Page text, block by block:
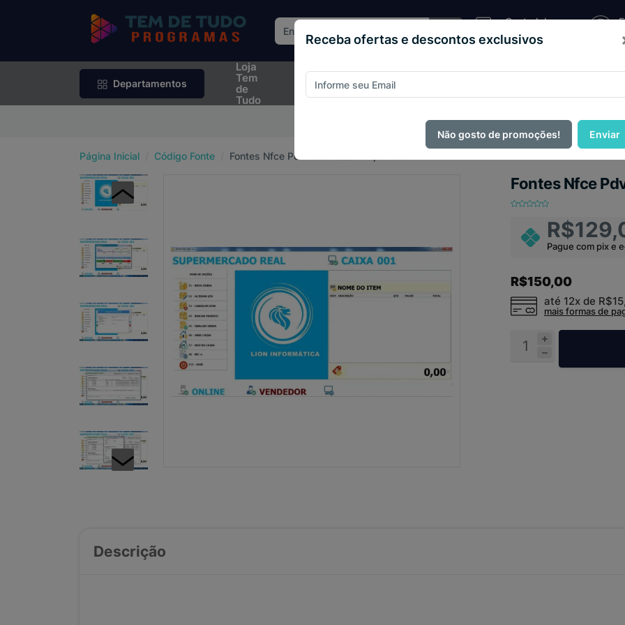
Central de
Atendimento
Departamentos
Loja
Tem
de
Tudo
Rifas e
Sorteios
Script
Loja
Código
PIX e ganhe 14% OFF em todo o site no mês de
Página Inicial Código Fonte Fontes Nfce Pdv Não Fiscal Delphi Xe6
Fontes Nfce
Pague com pix e
R$150,00
até 12x de
mais formas de
Descrição
Receba ofertas e descontos exclusivos
Não gosto de promoções! Enviar